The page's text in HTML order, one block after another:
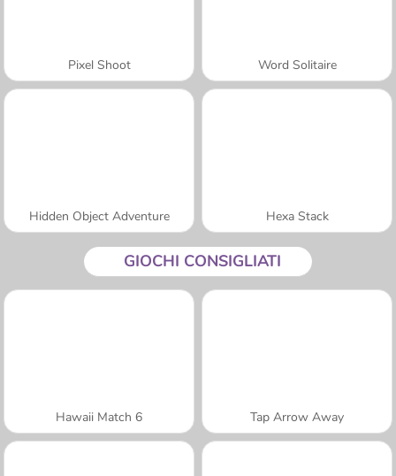
Pixel Shoot Word Solitaire
Hidden Object Adventure Hexa Stack
GIOCHI CONSIGLIATI
Hawaii Match 6 Tap Arrow Away